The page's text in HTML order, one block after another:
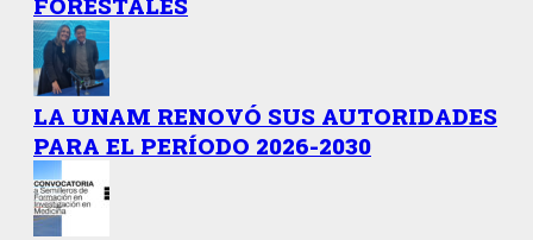
LA UNAM RENOVÓ SUS AUTORIDADES
PARA EL PERÍODO 2026-2030